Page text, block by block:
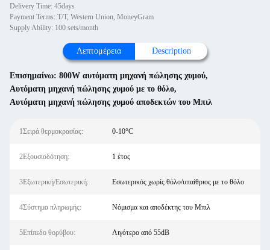
Delivery Time: 45days
Payment Terms: T/T, Western Union, MoneyGram
Supply Ability: 100 sets/month
Λεπτομέρεια Description
Επισημαίνω: 800W αυτόματη μηχανή πώλησης χυμού,
Αυτόματη μηχανή πώλησης χυμού με το θόλο,
Αυτόματη μηχανή πώλησης χυμού αποδεκτών του Μπιλ
1Σειρά θερμοκρασίας: 0-10°C
2Εξουσιοδότηση: 1 έτος
3Εξωτερική/Εσωτερική: Εσωτερικός χωρίς θόλο/υπαίθριος με το θόλο
4Σύστημα πληρωμής: Νόμισμα και αποδέκτης του Μπιλ
5Επίπεδο θορύβου: Λιγότερο από 55dB